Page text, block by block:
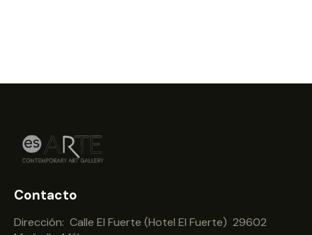
Contacto
Dirección: Calle El Fuerte (Hotel El Fuerte) 29602